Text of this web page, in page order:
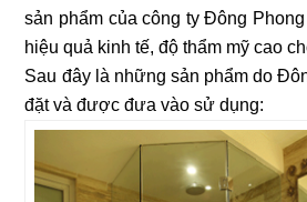
sản phẩm của công ty Đông
hiệu quả kinh tế, độ thẩm mỹ cao
Sau đây là những sản phẩm do
đặt và được đưa vào sử dụng: